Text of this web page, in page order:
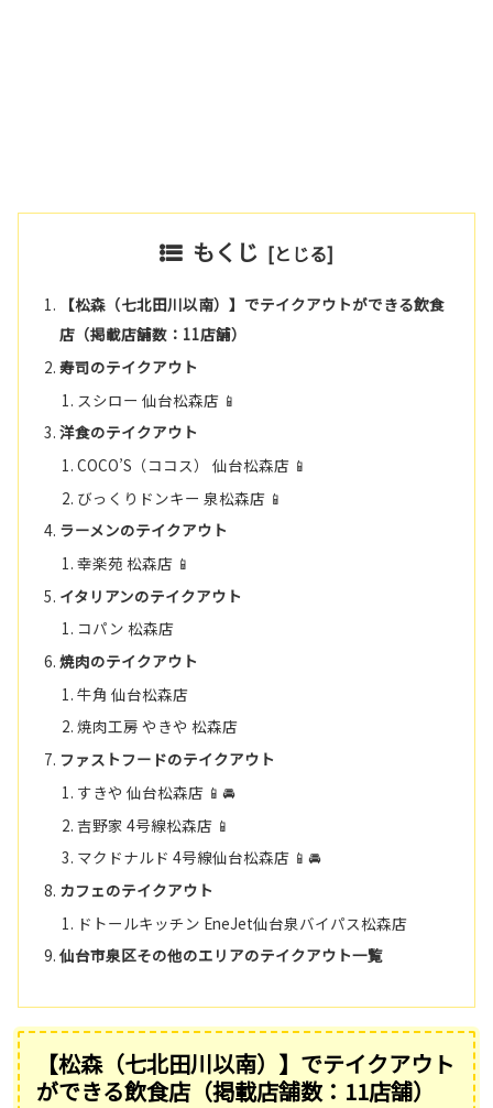
もくじ
【松森（七北田川以南）】でテイクアウトができる飲食
店（掲載店舗数：11店舗）
寿司のテイクアウト
スシロー 仙台松森店 📱
洋食のテイクアウト
COCO’S（ココス） 仙台松森店 📱
びっくりドンキー 泉松森店 📱
ラーメンのテイクアウト
幸楽苑 松森店 📱
イタリアンのテイクアウト
コパン 松森店
焼肉のテイクアウト
牛角 仙台松森店
焼肉工房 やきや 松森店
ファストフードのテイクアウト
すきや 仙台松森店 📱🚘
吉野家 4号線松森店 📱
マクドナルド 4号線仙台松森店 📱🚘
カフェのテイクアウト
ドトールキッチン EneJet仙台泉バイパス松森店
仙台市泉区その他のエリアのテイクアウト一覧
【松森（七北田川以南）】でテイクアウト
ができる飲食店（掲載店舗数：11店舗）